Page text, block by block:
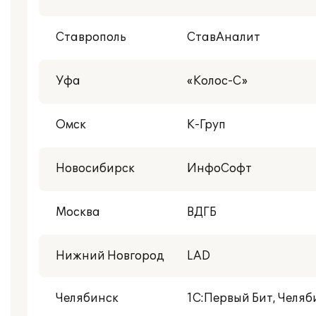
Ставрополь СтавАналит
Уфа «Колос-С»
Омск К-Груп
Новосибирск ИнфоСофт
Москва ВДГБ
Нижний Новгород LAD
Челябинск 1С:Первый Бит,